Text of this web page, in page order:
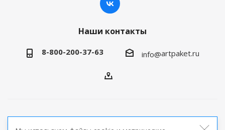
Наши контакты
8-800-200-37-63 info@artpaket.ru